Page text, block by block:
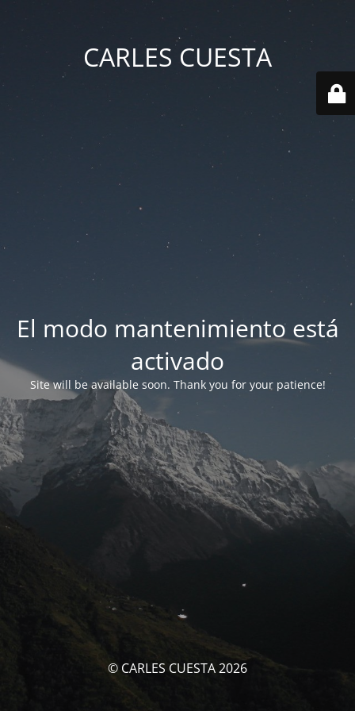
CARLES CUESTA
El modo mantenimiento está
activado
Site will be available soon. Thank you for your patience!
© CARLES CUESTA 2026